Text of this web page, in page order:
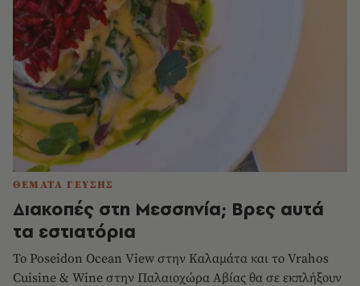
ΘΕΜΑΤΑ ΓΕΥΣΗΣ
Διακοπές στη Μεσσηνία; Βρες αυτά
τα εστιατόρια
Το Poseidon Ocean View στην Καλαμάτα και το Vrahos
Cuisine & Wine στην Παλαιοχώρα Αβίας θα σε εκπλήξουν